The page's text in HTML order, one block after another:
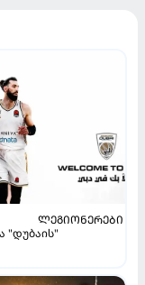
ᲚᲔᲒᲘᲝᲜᲔᲠᲔᲑᲘ
"დუბაის"